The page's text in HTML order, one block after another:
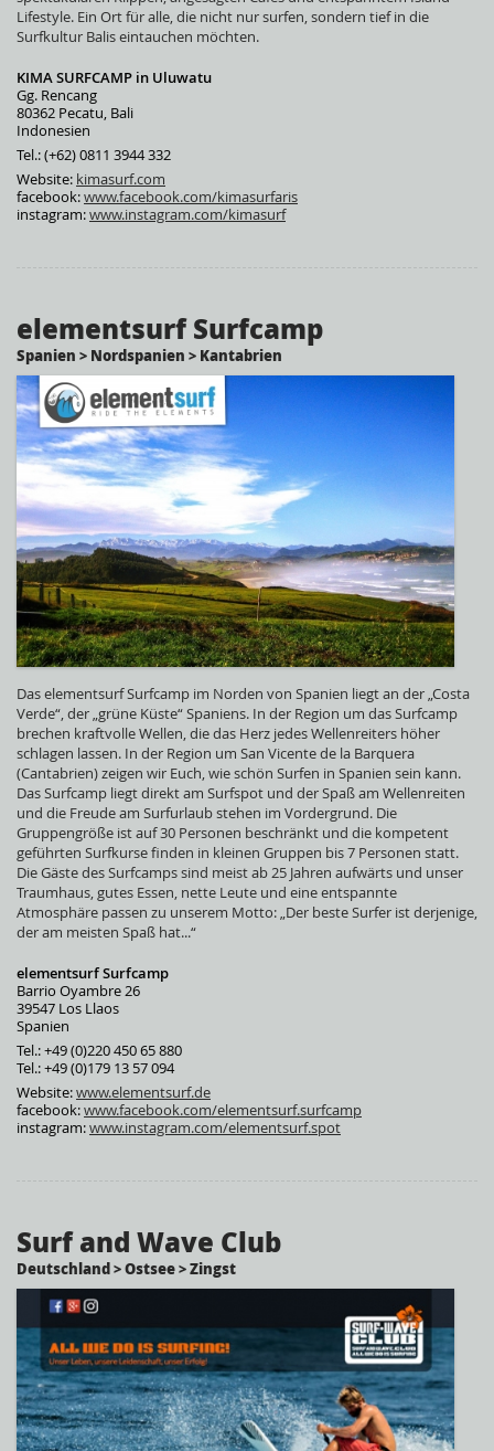
Lifestyle. Ein Ort für alle, die nicht nur surfen, sondern tief in die
Surfkultur Balis eintauchen möchten.
KIMA SURFCAMP in Uluwatu
Gg. Rencang
80362 Pecatu, Bali
Indonesien
Tel.: (+62) 0811 3944 332
Website: kimasurf.com
facebook:www.facebook.com/kimasurfaris
instagram:www.instagram.com/kimasurf
elementsurf Surfcamp
Spanien > Nordspanien > Kantabrien
Das elementsurf Surfcamp im Norden von Spanien liegt an der „Costa
Verde“, der „grüne Küste“ Spaniens. In der Region um das Surfcamp
brechen kraftvolle Wellen, die das Herz jedes Wellenreiters höher
schlagen lassen. In der Region um San Vicente de la Barquera
(Cantabrien) zeigen wir Euch, wie schön Surfen in Spanien sein kann.
Das Surfcamp liegt direkt am Surfspot und der Spaß am Wellenreiten
und die Freude am Surfurlaub stehen im Vordergrund. Die
Gruppengröße ist auf 30 Personen beschränkt und die kompetent
geführten Surfkurse finden in kleinen Gruppen bis 7 Personen statt.
Die Gäste des Surfcamps sind meist ab 25 Jahren aufwärts und unser
Traumhaus, gutes Essen, nette Leute und eine entspannte
Atmosphäre passen zu unserem Motto: „Der beste Surfer ist derjenige,
der am meisten Spaß hat...“
elementsurf Surfcamp
Barrio Oyambre 26
39547 Los Llaos
Spanien
Tel.: +49 (0)220 450 65 880
Tel.: +49 (0)179 13 57 094
Website:www.elementsurf.de
facebook:www.facebook.com/elementsurf.surfcamp
instagram:www.instagram.com/elementsurf.spot
Surf and Wave Club
Deutschland > Ostsee > Zingst